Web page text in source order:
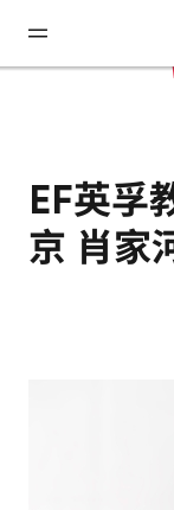
EF英孚
京 肖家